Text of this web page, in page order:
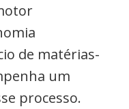
de matérias-
um
processo.